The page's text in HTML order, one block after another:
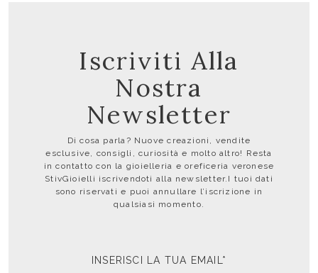
Iscriviti Alla
Nostra
Newsletter
Di cosa parla? Nuove creazioni, vendite
esclusive, consigli, curiosità e molto altro! Resta
in contatto con la gioielleria e oreficeria veronese
StivGioielli iscrivendoti alla newsletter.I tuoi dati
sono riservati e puoi annullare l’iscrizione in
qualsiasi momento.